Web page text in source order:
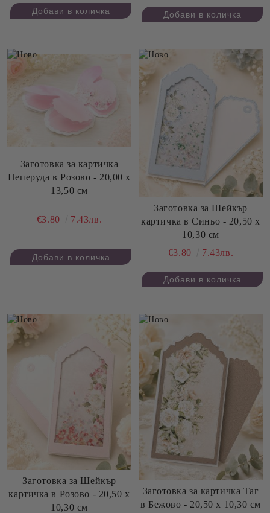
Заготовка за картичка
Пеперуда в Розово - 20,00 х
13,50 см
€3.80 7.43лв.
Заготовка за Шейкър
картичка в Синьо - 20,50 х
10,30 см
€3.80
7.43лв.
Заготовка за Шейкър
картичка в Розово - 20,50 х
10,30 см
Заготовка за картичка Таг
в Бежово - 20,50 х 10,30 см